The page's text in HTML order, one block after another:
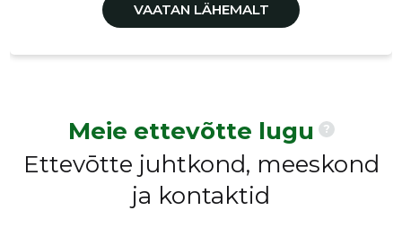
VAATAN LÄHEMALT
Meie ettevõtte lugu ?
Ettevōtte juhtkond, meeskond
ja kontaktid